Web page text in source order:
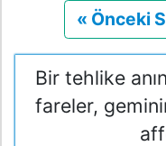
« Önceki
Bir tehlike
fareler,